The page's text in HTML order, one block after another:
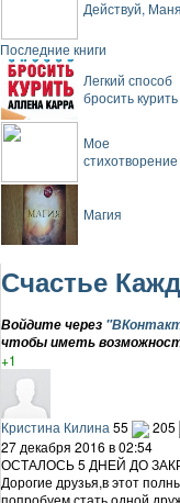
Действуй,
Последние книги
Легкий способ
бросить курить
Мое
стихотворение
Магия
Счастье
Войдите через
чтобы иметь
+1
Кристина Килина 55
205
27 декабря 2016 в 02:54
ОСТАЛОСЬ 5 ДНЕЙ ДО
Дорогие друзья,в этот